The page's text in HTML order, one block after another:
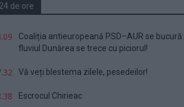
24 de ore
Coaliția antieuropeană PSD–AUR se bucură:
fluviul Dunărea se trece cu piciorul!
Vă veți blestema zilele, pesedeilor!
Escrocul Chirieac